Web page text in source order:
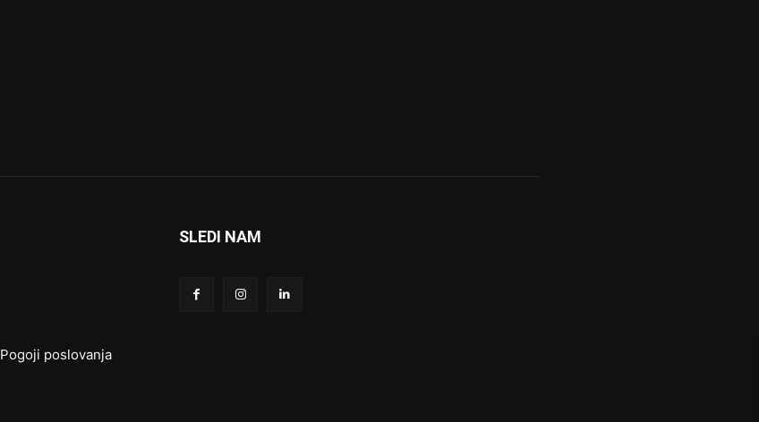
SLEDI NAM
Pogoji poslovanja